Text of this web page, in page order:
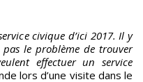
civique d’ici 2017. Il y
pas le problème de trouver
effectuer un service
lors d’une visite dans le